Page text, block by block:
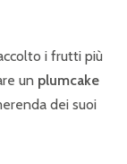
i frutti più
un plumcake
dei suoi